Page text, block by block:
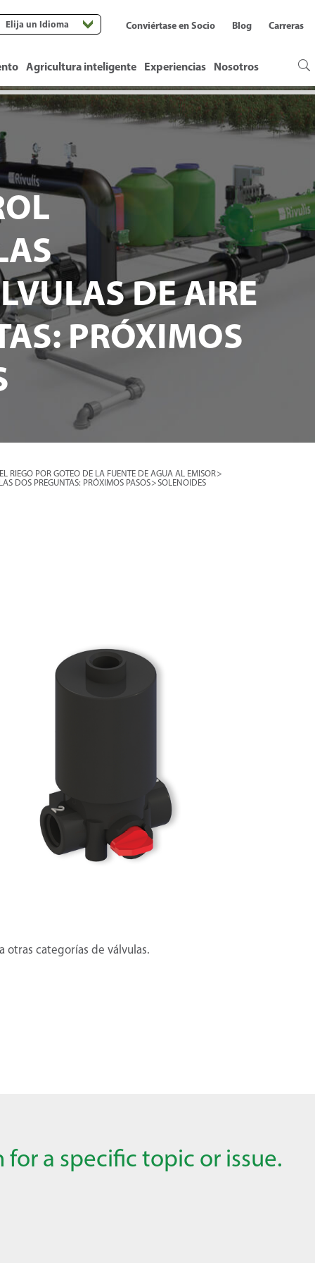
Agricultura inteligente Experiencias Nosotros
Conviértase en Socio Blog Carreras
Elija un Idioma
DE AIRE
PRÓXIMOS
RIEGO POR GOTEO DE LA FUENTE DE AGUA AL EMISOR>
LAS DOS PREGUNTAS: PRÓXIMOS PASOS>SOLENOIDES
otras categorías de válvulas.
a specific topic or issue.